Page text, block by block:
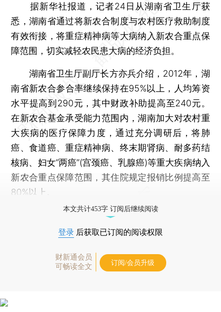
据新华社报道，记者24日从湖南省卫生厅获
悉，湖南省通过将新农合制度与农村医疗救助制度
有效衔接，将重症精神病等大病纳入新农合重点保
障范围，切实减轻农民患大病的经济负担。
湖南省卫生厅副厅长方亦兵介绍，2012年，湖
南省新农合参合率继续保持在95%以上，人均筹资
水平提高到290元，其中财政补助提高至240元。
在新农合基金承受能力范围内，湖南加大对农村重
大疾病的医疗保障力度，通过充分调研后，将肺
癌、食道癌、重症精神病、终末期肾病、耐多药结
核病、妇女“两癌”(宫颈癌、乳腺癌)等重大疾病纳入
新农合重点保障范围，其住院规定报销比例提高至
80%以上。
本文共计453字 订阅后继续阅读
登录 后获取已订阅的阅读权限
财新通会员
可畅读全文
订阅/会员升级